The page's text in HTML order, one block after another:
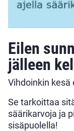
Eilen
jälleen
Vihdoinkin kesä
Se tarkoittaa
säärikarvoja ja
sisäpuolella!